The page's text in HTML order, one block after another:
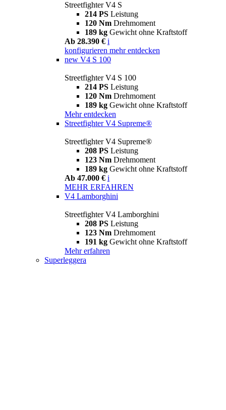
Streetfighter V4 S
214 PS Leistung
120 Nm Drehmoment
189 kg Gewicht ohne Kraftstoff
Ab 28.390 € i
konfigurieren mehr entdecken
new V4 S 100
Streetfighter V4 S 100
214 PS Leistung
120 Nm Drehmoment
189 kg Gewicht ohne Kraftstoff
Mehr entdecken
Streetfighter V4 Supreme®
Streetfighter V4 Supreme®
208 PS Leistung
123 Nm Drehmoment
189 kg Gewicht ohne Kraftstoff
Ab 47.000 € i
MEHR ERFAHREN
V4 Lamborghini
Streetfighter V4 Lamborghini
208 PS Leistung
123 Nm Drehmoment
191 kg Gewicht ohne Kraftstoff
Mehr erfahren
Superleggera